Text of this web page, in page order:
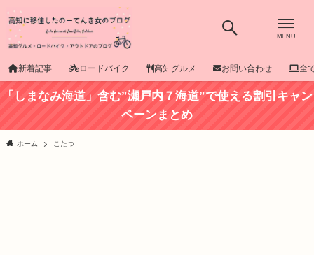
MENU
新着記事 ロードバイク 高知グルメ お問い合わせ 全
「しまなみ海道」含む”瀬戸内７海道”で使える割引キャン
ペーンまとめ
ホーム こたつ